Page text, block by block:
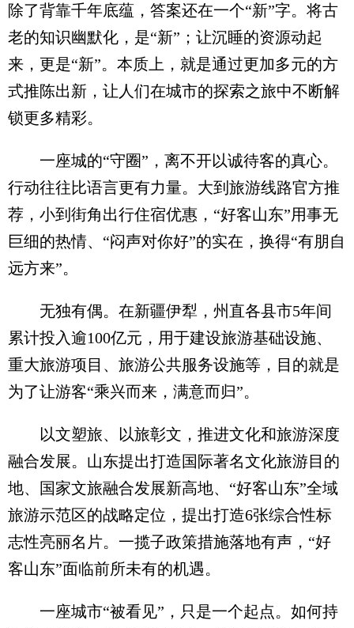
除了背靠千年底蕴，答案还在一个“新”字。将古
老的知识幽默化，是“新”；让沉睡的资源动起
来，更是“新”。本质上，就是通过更加多元的方
式推陈出新，让人们在城市的探索之旅中不断解
锁更多精彩。
一座城的“守圈”，离不开以诚待客的真心。
行动往往比语言更有力量。大到旅游线路官方推
荐，小到街角出行住宿优惠，“好客山东”用事无
巨细的热情、“闷声对你好”的实在，换得“有朋自
远方来”。
无独有偶。在新疆伊犁，州直各县市5年间
累计投入逾100亿元，用于建设旅游基础设施、
重大旅游项目、旅游公共服务设施等，目的就是
为了让游客“乘兴而来，满意而归”。
以文塑旅、以旅彰文，推进文化和旅游深度
融合发展。山东提出打造国际著名文化旅游目的
地、国家文旅融合发展新高地、“好客山东”全域
旅游示范区的战略定位，提出打造6张综合性标
志性亮丽名片。一揽子政策措施落地有声，“好
客山东”面临前所未有的机遇。
一座城市“被看见”，只是一个起点。如何持